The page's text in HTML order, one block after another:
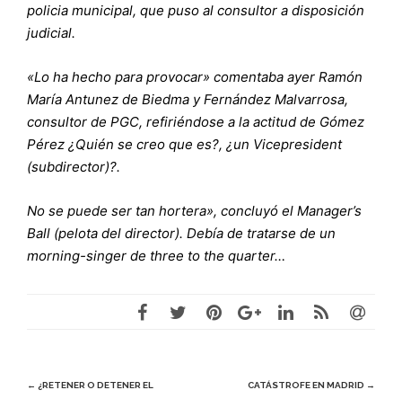
policia municipal, que puso al consultor a disposición
judicial.
«Lo ha hecho para provocar» comentaba ayer Ramón
María Antunez de Biedma y Fernández Malvarrosa,
consultor de PGC, refiriéndose a la actitud de Gómez
Pérez ¿Quién se creo que es?, ¿un Vicepresident
(subdirector)?.
No se puede ser tan hortera», concluyó el Manager’s
Ball (pelota del director). Debía de tratarse de un
morning-singer de three to the quarter…
Navegación
← ¿RETENER O DETENER EL CATÁSTROFE EN MADRID →